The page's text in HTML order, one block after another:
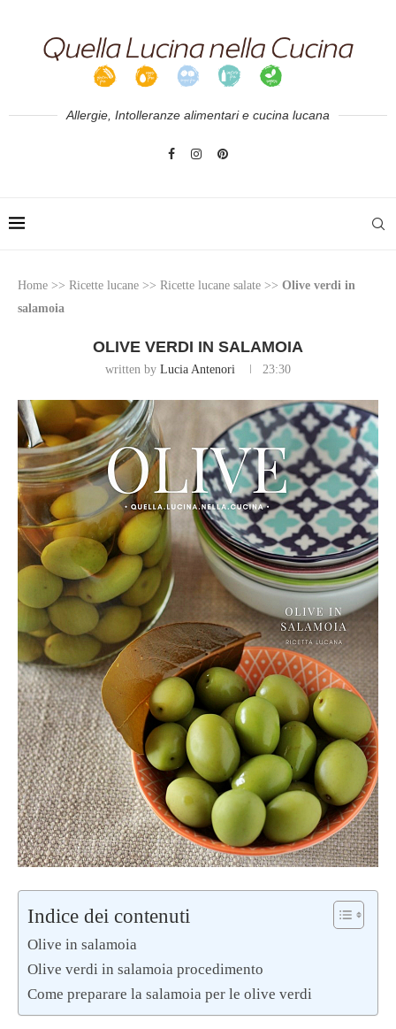
Allergie, Intolleranze alimentari e cucina lucana
Home >> Ricette lucane >> Ricette lucane salate >> Olive verdi in
salamoia
OLIVE VERDI IN SALAMOIA
written by Lucia Antenori 23:30
Indice dei contenuti
Olive in salamoia
Olive verdi in salamoia procedimento
Come preparare la salamoia per le olive verdi